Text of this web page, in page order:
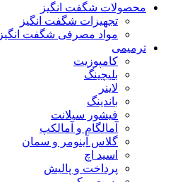
محصولات شگفت انگیز
تجهیزات شگفت انگیز
مواد مصرفی شگفت انگیز
ترمیمی
کامپوزیت
بلیچینگ
لاینر
باندینگ
فیشور سیلانت
آمالگام و آمالکپ
گلاس آینومر و سمان
اسید اچ
پرداخت و پالیش